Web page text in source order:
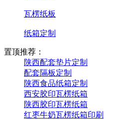
瓦楞纸板
纸箱定制
置顶推荐：
陕西配套垫片定制
配套隔板定制
陕西食品纸箱定制
西安胶印瓦楞纸箱
陕西胶印瓦楞纸箱
红枣牛奶瓦楞纸箱印刷